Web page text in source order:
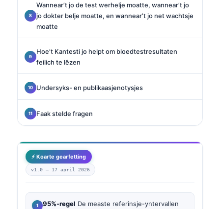
Wannear’t jo de test werhelje moatte, wannear’t jo
jo dokter belje moatte, en wannear’t jo net wachtsje
moatte
Hoe’t Kantesti jo helpt om bloedtestresultaten
feilich te lêzen
Undersyks- en publikaasjenotysjes
Faak stelde fragen
⚡ Koarte gearfetting
v1.0 — 17 april 2026
95%-regel De measte referinsje-yntervallen